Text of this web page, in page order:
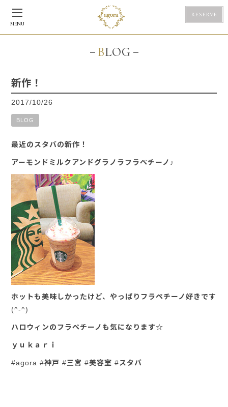
MENU
RESERVE
BLOG
新作！
2017/10/26
BLOG
最近のスタバの新作！
アーモンドミルクアンドグラノラフラペチーノ♪
ホットも美味しかったけど、やっぱりフラペチーノ好きです
(^-^)
ハロウィンのフラペチーノも気になります☆
ｙｕｋａｒｉ
#agora #神戸 #三宮 #美容室 #スタバ